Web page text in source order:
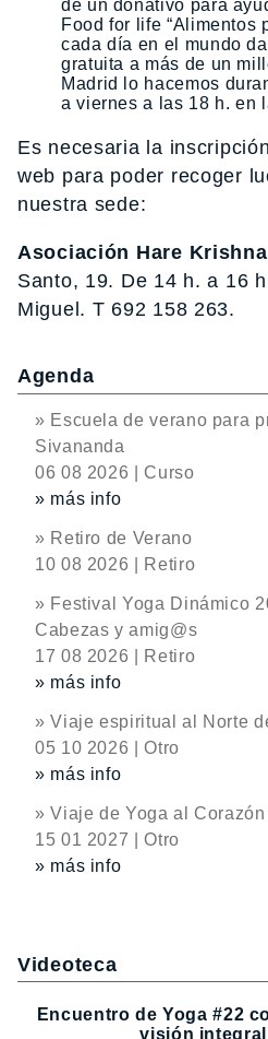
de un donativo para
Food for life “Alimentos
cada día en el mundo
gratuita a más de un
Madrid lo hacemos
a viernes a las 18 h. en
Es necesaria la
web para poder recoger
nuestra sede:
Asociación Hare
Santo, 19. De 14 h. a 16
Miguel. T 692 158 263.
Agenda
» Escuela de verano para
Sivananda
06 08 2026 | Curso
» más info
» Retiro de Verano
10 08 2026 | Retiro
» Festival Yoga Dinámico
Cabezas y amig@s
17 08 2026 | Retiro
» más info
» Viaje espiritual al Norte
05 10 2026 | Otro
» más info
» Viaje de Yoga al
15 01 2027 | Otro
» más info
Videoteca
Encuentro de Yoga #22
visión